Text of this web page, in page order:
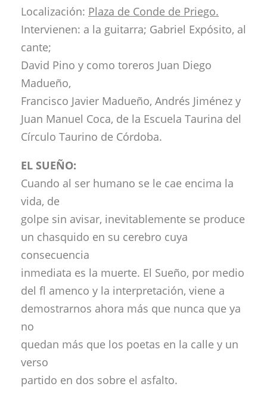
Localización: Plaza de Conde de Priego.
Intervienen: a la guitarra; Gabriel Expósito, al
cante;
David Pino y como toreros Juan Diego
Madueño,
Francisco Javier Madueño, Andrés Jiménez y
Juan Manuel Coca, de la Escuela Taurina del
Círculo Taurino de Córdoba.
EL SUEÑO:
Cuando al ser humano se le cae encima la
vida, de
golpe sin avisar, inevitablemente se produce
un chasquido en su cerebro cuya
consecuencia
inmediata es la muerte. El Sueño, por medio
del fl amenco y la interpretación, viene a
demostrarnos ahora más que nunca que ya
no
quedan más que los poetas en la calle y un
verso
partido en dos sobre el asfalto.